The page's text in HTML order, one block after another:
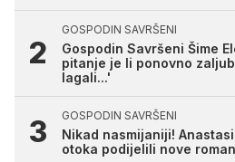
GOSPODIN SAVRŠENI
Gospodin Savršeni Šime
pitanje je li ponovno
lagali...'
GOSPODIN SAVRŠENI
Nikad nasmijaniji!
otoka podijelili nove